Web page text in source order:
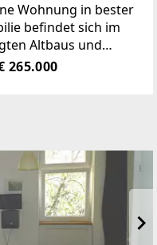
Wohnung in bester
befindet sich im
Altbaus und
der
m, mit
265.000